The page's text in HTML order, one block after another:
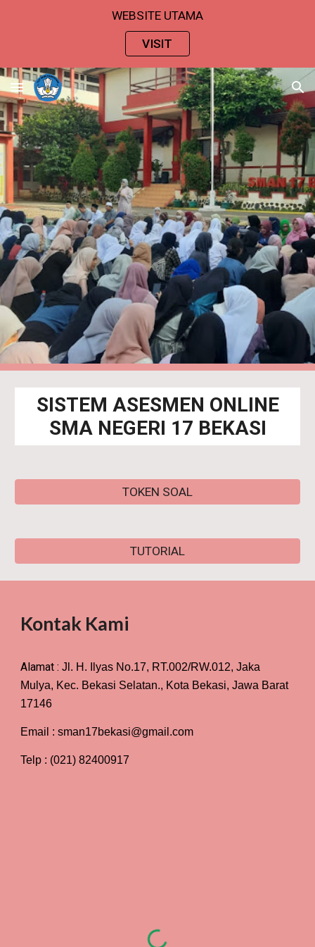
WEBSITE UTAMA
VISIT
SISTEM ASESMEN ONLINE
SMA NEGERI 17 BEKASI
TOKEN SOAL
TUTORIAL
Kontak Kami
Alamat :Jl. H. Ilyas No.17, RT.002/RW.012, Jaka
Mulya, Kec. Bekasi Selatan., Kota Bekasi, Jawa Barat
17146
Email : sman17bekasi@gmail.com
Telp : (021) 82400917